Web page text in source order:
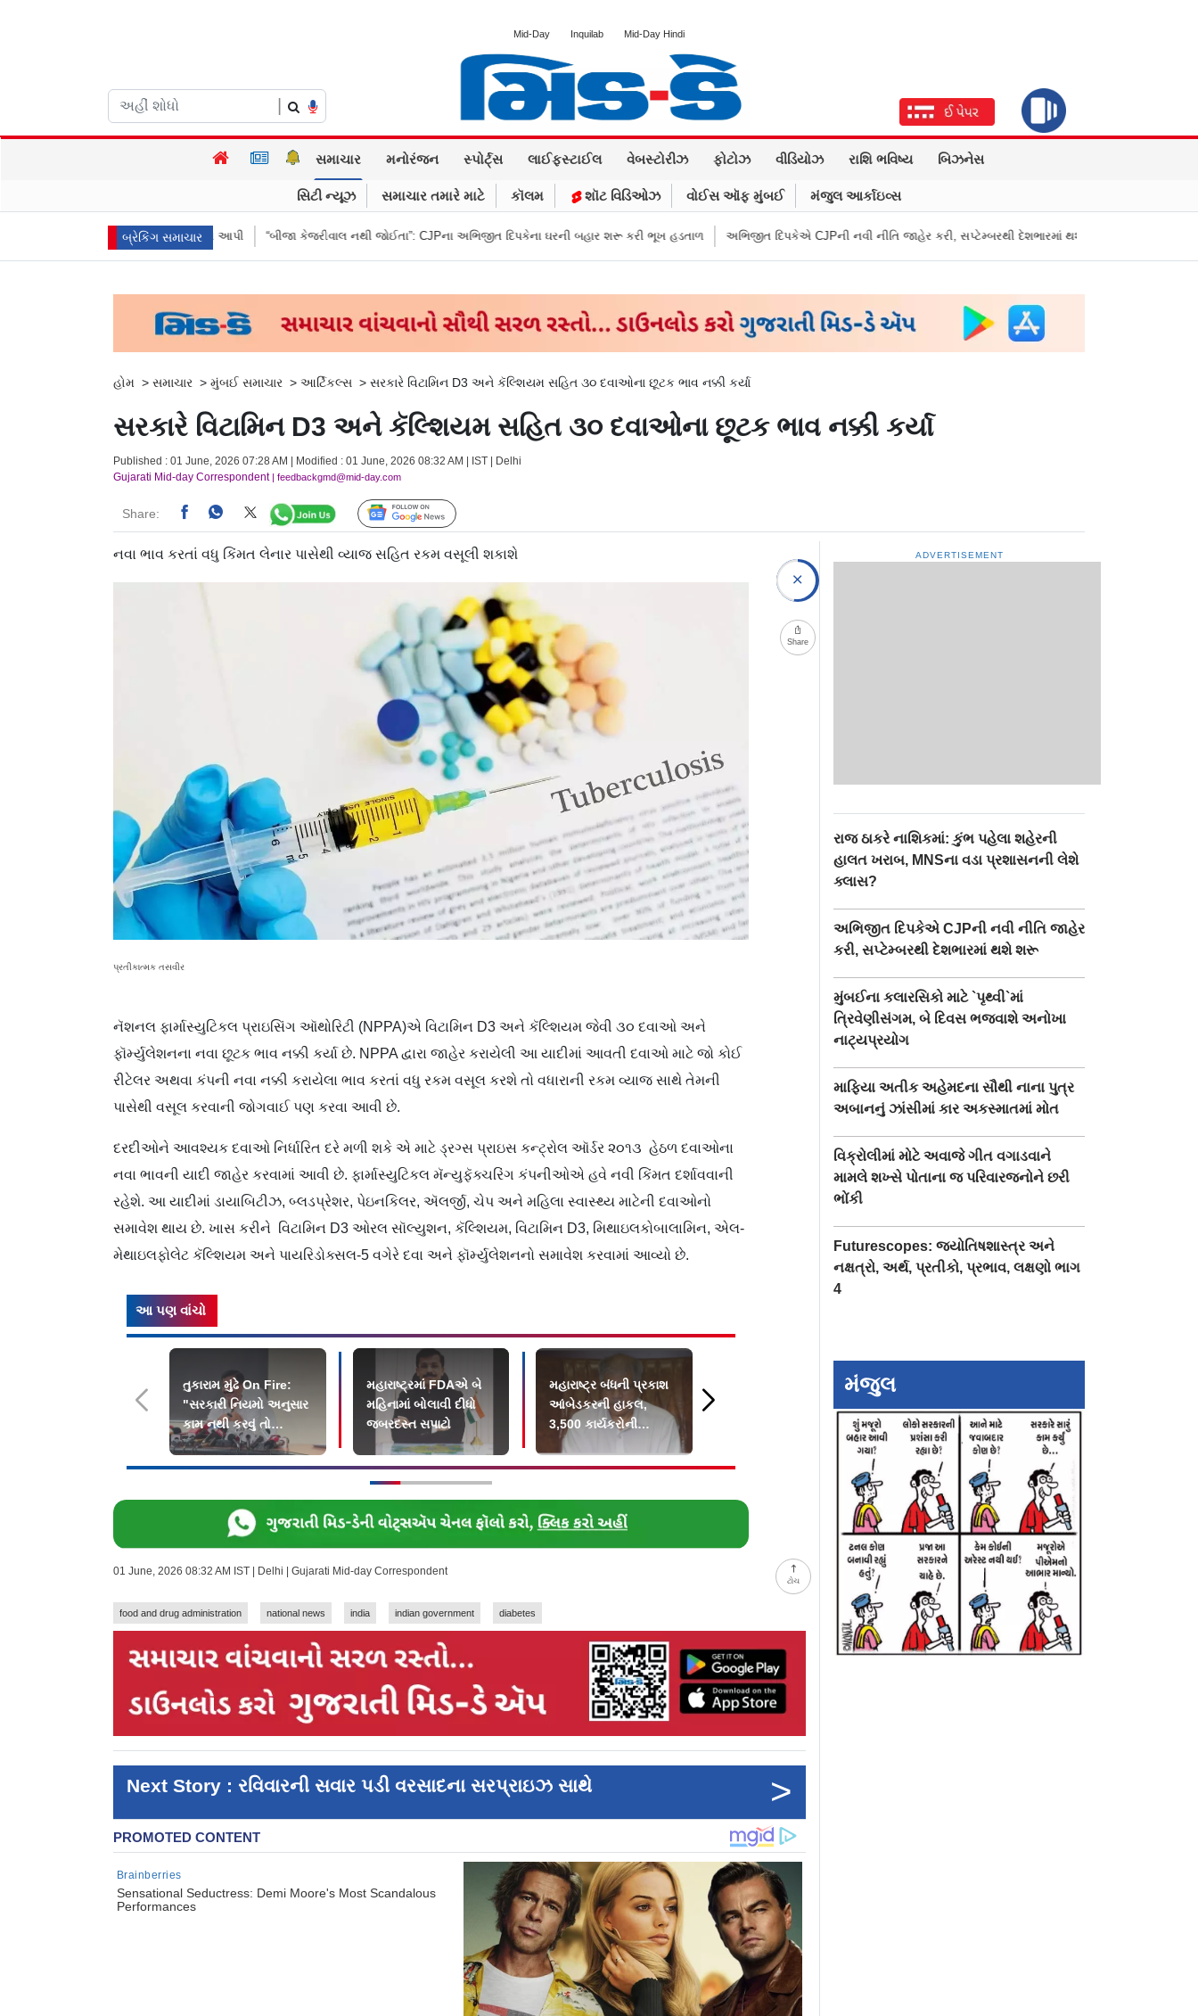
Mid-Day Inquilab Mid-Day Hindi
સમાચાર મનોરંજન સ્પોર્ટ્સ લાઈફસ્ટાઈલ વેબસ્ટોરીઝ ફોટોઝ વીડિયોઝ રાશિ ભવિષ્ય બિઝનેસ
સિટી ન્યૂઝ સમાચાર તમારે માટે કૉલમ શૉટ વિડિઓઝ વોઈસ ઑફ મુંબઈ મંજુલ આર્કાઇવ્સ
બ્રેકિંગ સમાચાર
પણ હાજરી ન આપી “બીજા કેજરીવાલ નથી જોઈતા”: CJPના અભિજીત દિપકેના ઘરની બહાર શરૂ કરી ભૂખ હડતાળ અભિજીત દિપકેએ CJPની નવી નીતિ જાહેર કરી, સપ્ટેમ્બરથી દેશભારમાં થશે શરૂ તુકારામ મુંઢે On Fire: "સરકારી
હોમ > સમાચાર > મુંબઈ સમાચાર > આર્ટિકલ્સ > સરકારે વિટામિન D3 અને કૅલ્શિયમ સહિત ૩૦ દવાઓના છૂટક ભાવ નક્કી કર્યા
સરકારે વિટામિન D3 અને કૅલ્શિયમ સહિત ૩૦ દવાઓના છૂટક ભાવ નક્કી કર્યા
Published : 01 June, 2026 07:28 AM | Modified : 01 June, 2026 08:32 AM | IST | Delhi
Gujarati Mid-day Correspondent| feedbackgmd@mid-day.com
Share: Follow Us
ટોચ
નવા ભાવ કરતાં વધુ કિંમત લેનાર પાસેથી વ્યાજ સહિત રકમ વસૂલી શકાશે
પ્રતીકાત્મક તસવીર
નૅશનલ ફાર્માસ્યુટિકલ પ્રાઇસિંગ ઑથોરિટી (NPPA)એ વિટામિન D3 અને કૅલ્શિયમ જેવી ૩૦ દવાઓ અને
ફૉર્મ્યુલેશનના નવા છૂટક ભાવ નક્કી કર્યા છે. NPPA દ્વારા જાહેર કરાયેલી આ યાદીમાં આવતી દવાઓ માટે જો કોઈ
રીટેલર અથવા કંપની નવા નક્કી કરાયેલા ભાવ કરતાં વધુ રકમ વસૂલ કરશે તો વધારાની રકમ વ્યાજ સાથે તેમની
પાસેથી વસૂલ કરવાની જોગવાઈ પણ કરવા આવી છે.
દરદીઓને આવશ્યક દવાઓ નિર્ધારિત દરે મળી શકે એ માટે ડ્રગ્સ પ્રાઇસ કન્ટ્રોલ ઑર્ડર ૨૦૧૩ હેઠળ દવાઓના
નવા ભાવની યાદી જાહેર કરવામાં આવી છે. ફાર્માસ્યુટિકલ મૅન્યુફૅક્ચરિંગ કંપનીઓએ હવે નવી કિંમત દર્શાવવાની
રહેશે. આ યાદીમાં ડાયાબિટીઝ, બ્લડપ્રેશર, પેઇનકિલર, ઍલર્જી, ચેપ અને મહિલા સ્વાસ્થ્ય માટેની દવાઓનો
સમાવેશ થાય છે. ખાસ કરીને વિટામિન D3 ઓરલ સૉલ્યુશન, કૅલ્શિયમ, વિટામિન D3, મિથાઇલકોબાલામિન, એલ-
મેથાઇલફોલેટ કૅલ્શિયમ અને પાયરિડોક્સલ-5 વગેરે દવા અને ફૉર્મ્યુલેશનનો સમાવેશ કરવામાં આવ્યો છે.
આ પણ વાંચો
તુકારામ મુંઢે On Fire:
"સરકારી નિયમો અનુસાર
કામ નથી કરવું તો
રાજીનામું આપી દો"
મહારાષ્ટ્રમાં FDAએ બે
મહિનામાં બોલાવી દીધો
જબરદસ્ત સપાટો
મહારાષ્ટ્ર બંધની પ્રકાશ
આંબેડકરની હાકલ,
3,500 કાર્યકરોની
અટકાયતનો કર્યો દાવો
કમાન્ડો
Share
01 June, 2026 08:32 AM IST | Delhi | Gujarati Mid-day Correspondent
food and drug administration national news india indian government diabetes
Next Story : રવિવારની સવાર પડી વરસાદના સરપ્રાઇઝ સાથે >
ADVERTISEMENT
રાજ ઠાકરે નાશિકમાં: કુંભ પહેલા શહેરની
હાલત ખરાબ, MNSના વડા પ્રશાસનની લેશે
ક્લાસ?
અભિજીત દિપકેએ CJPની નવી નીતિ જાહેર
કરી, સપ્ટેમ્બરથી દેશભારમાં થશે શરૂ
મુંબઈના કલારસિકો માટે `પૃથ્વી`માં
ત્રિવેણીસંગમ, બે દિવસ ભજવાશે અનોખા
નાટ્યપ્રયોગ
માફિયા અતીક અહેમદના સૌથી નાના પુત્ર
અબાનનું ઝાંસીમાં કાર અકસ્માતમાં મોત
વિક્રોલીમાં મોટે અવાજે ગીત વગાડવાને
મામલે શખ્સે પોતાના જ પરિવારજનોને છરી
ભોંકી
Futurescopes: જ્યોતિષશાસ્ત્ર અને
નક્ષત્રો, અર્થ, પ્રતીકો, પ્રભાવ, લક્ષણો ભાગ
4
મંજુલ